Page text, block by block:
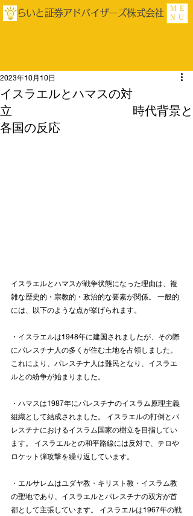
ME
NU
らいと証券アドバイザーズ株式会社
イスラエルとハマスの対
立 時代背景と
各国の反応
2023年10月10日
イスラエルとハマスが戦争状態になった理由は、複
雑な歴史的・宗教的・政治的な要素が関係。 一般的
には、以下のような点が挙げられます。
・イスラエルは1948年に建国されましたが、その際
にパレスチナ人の多くが住む土地を占領しました。
これにより、パレスチナ人は難民となり、イスラエ
ルとの紛争が始まりました。
・ハマスは1987年にパレスチナのイスラム原理主義
組織として結成されました。 イスラエルの打倒とパ
レスチナにおけるイスラム国家の樹立を目指してい
ます。 イスラエルとの和平路線には反対で、テロや
ロケット弾攻撃を繰り返しています。
・エルサレムはユダヤ教・キリスト教・イスラム教
の聖地であり、イスラエルとパレスチナの双方が首
都として主張しています。 イスラエルは1967年の戦